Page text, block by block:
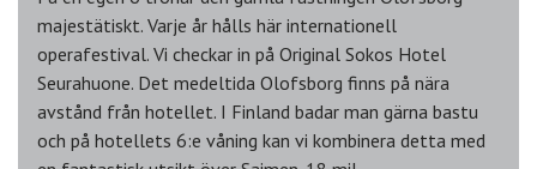
majestätiskt. Varje år hålls här internationell
operafestival. Vi checkar in på Original Sokos Hotel
Seurahuone. Det medeltida Olofsborg finns på nära
avstånd från hotellet. I Finland badar man gärna bastu
och på hotellets 6:e våning kan vi kombinera detta med